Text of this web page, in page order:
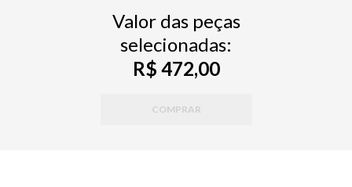
Valor das peças
selecionadas:
R$ 472,00
COMPRAR